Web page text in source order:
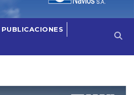
PUBLICACIONES